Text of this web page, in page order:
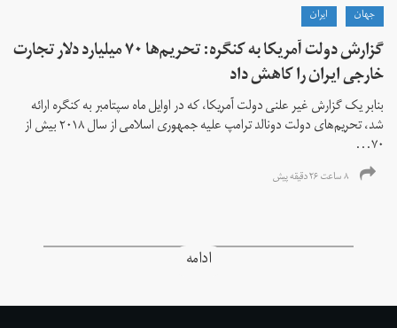
جهان ايران
گزارش دولت آمریکا به کنگره: تحریم‌ها ۷۰ میلیارد دلار تجارت
خارجی ایران را کاهش داد
بنابر یک گزارش غیر علنی دولت آمریکا، که در اوایل ماه سپتامبر به کنگره ارائه
شد، تحریم‌های دولت دونالد ترامپ علیه جمهوری اسلامی از سال ۲۰۱۸ بیش از
۷۰...
۸ ساعت ۲۶ دقیقه پیش
ادامه